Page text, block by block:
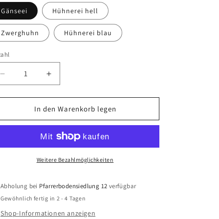
Gänseei Hühnerei hell
Zwerghuhn Hühnerei blau
Verringere
die
Menge
Osterei
Erhöhe
die
Menge
für
Osterei
Blütentraum
In den Warenkorb legen
Weitere Bezahlmöglichkeiten
Abholung bei Pfarrerbodensiedlung 12 verfügbar
Gewöhnlich fertig in 2 - 4 Tagen
Shop-Informationen anzeigen